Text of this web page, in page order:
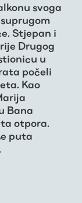
svoga
Stjepan i
Drugog
u
počeli
Kao
Bana
otpora.
puta